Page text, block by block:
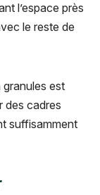
l’espace près
le reste de
granules est
des cadres
suffisamment